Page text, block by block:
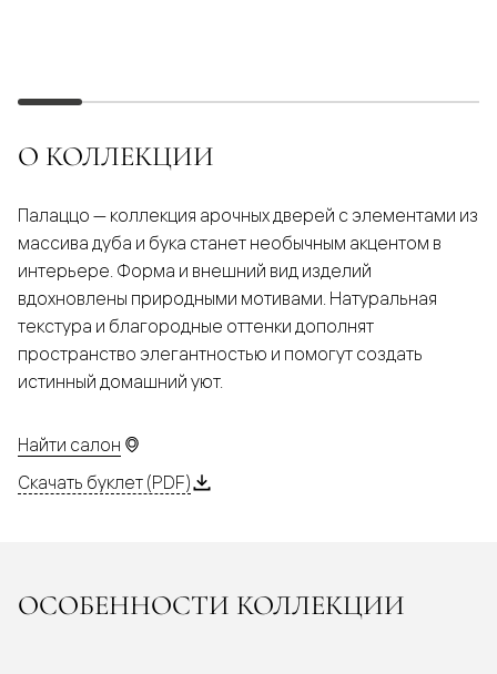
О КОЛЛЕКЦИИ
Палаццо — коллекция арочных дверей с элементами из
массива дуба и бука станет необычным акцентом в
интерьере. Форма и внешний вид изделий
вдохновлены природными мотивами. Натуральная
текстура и благородные оттенки дополнят
пространство элегантностью и помогут создать
истинный домашний уют.
Найти салон
Скачать буклет (PDF)
ОСОБЕННОСТИ КОЛЛЕКЦИИ